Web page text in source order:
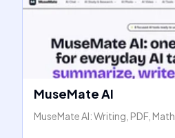
MuseMate AI
MuseMate AI: Writing, PDF,